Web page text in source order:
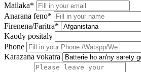
Mailaka*
Anarana feno*
Firenena/Faritra*
Kaody positaly
Phone
Karazana vokatra